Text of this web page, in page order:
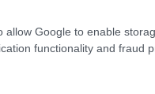
allow Google to enable
functionality and fraud
temas no lo
señalar fallas de
un costo político